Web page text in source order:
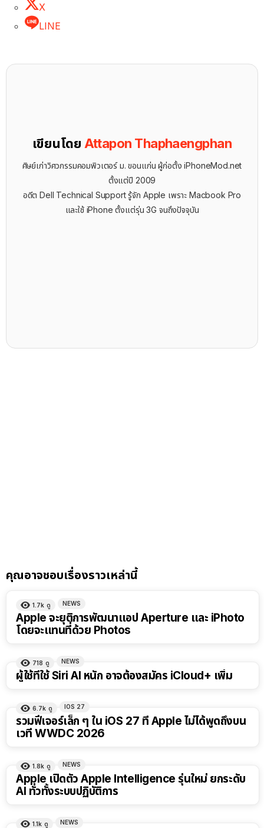
X
LINE
เขียนโดย Attapon Thaphaengphan
ศิษย์เก่าวิศวกรรมคอมพิวเตอร์ ม. ขอนแก่น ผู้ก่อตั้ง iPhoneMod.net
ตั้งแต่ปี 2009
อดีต Dell Technical Support รู้จัก ​Apple เพราะ Macbook Pro
และใช้ iPhone ตั้งแต่รุ่น 3G จนถึงปัจจุบัน
คุณอาจชอบเรื่องราวเหล่านี้
1.7k ดู NEWS
Apple จะยุติการพัฒนาแอป Aperture และ iPhoto
โดยจะแทนที่ด้วย Photos
718 ดู NEWS
ผู้ใช้ที่ใช้ Siri AI หนัก อาจต้องสมัคร iCloud+ เพิ่ม
6.7k ดู IOS 27
รวมฟีเจอร์เล็ก ๆ ใน iOS 27 ที่ Apple ไม่ได้พูดถึงบน
เวที WWDC 2026
1.8k ดู NEWS
Apple เปิดตัว Apple Intelligence รุ่นใหม่ ยกระดับ
AI ทั่วทั้งระบบปฏิบัติการ
1.1k ดู NEWS